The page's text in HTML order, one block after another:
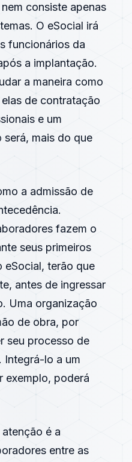
consiste apenas
O eSocial irá
funcionários da
a implantação.
a maneira como
de contratação
e um
será, mais do que
a admissão de
fazem o
seus primeiros
eSocial, terão que
antes de ingressar
Uma organização
de obra, por
seu processo de
Integrá-lo a um
exemplo, poderá
é a
entre as